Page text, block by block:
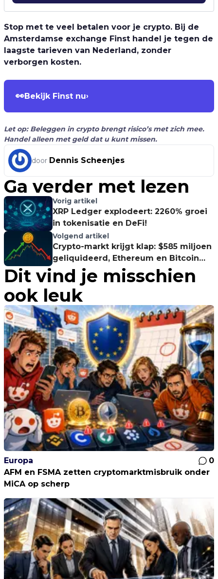
Stop met te veel betalen voor je crypto. Bij de
Amsterdamse exchange Finst handel je tegen de
laagste tarieven van Nederland, zonder
verborgen kosten.
👀Bekijk Finst nu›
Let op: Beleggen in crypto brengt risico’s met zich mee.
Handel alleen met geld dat u kunt missen.
door Dennis Scheenjes
Ga verder met lezen
Vorig artikel
XRP Ledger explodeert: 2260% groei
in tokenisatie en DeFi!
Volgend artikel
Crypto-markt krijgt klap: $585 miljoen
geliquideerd, Ethereum en Bitcoin
zwaar getroffen!
Dit vind je misschien
ook leuk
Europa
0
AFM en FSMA zetten cryptomarktmisbruik onder
MiCA op scherp